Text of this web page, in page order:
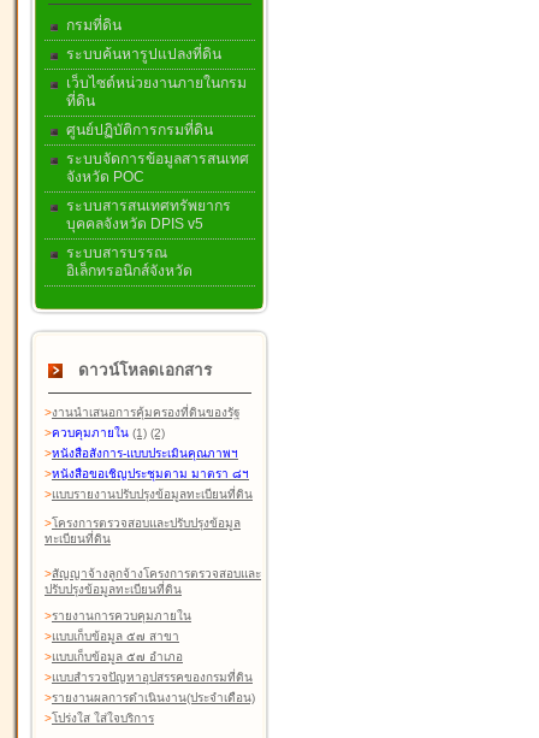
กรมที่ดิน
ระบบค้นหารูปแปลงที่ดิน
เว็บไซต์หน่วยงานภายในกรม
ที่ดิน
ศูนย์ปฏิบัติการกรมที่ดิน
ระบบจัดการข้อมูลสารสนเทศ
จังหวัด POC
ระบบสารสนเทศทรัพยากร
บุคคลจังหวัด DPIS v5
ระบบสารบรรณ
อิเล็กทรอนิกส์จังหวัด
ดาวน์โหลดเอกสาร
>งานนำเสนอการคุ้มครองที่ดินของรัฐ
>ควบคุมภายใน (1) (2)
>หนังสือสังการ-แบบประเมินคุณภาพฯ
>หนังสือขอเชิญประชุมตาม มาตรา ๘ฯ
>แบบรายงานปรับปรุงข้อมูลทะเบียนที่ดิน
>โครงการตรวจสอบและปรับปรุงข้อมูล
ทะเบียนที่ดิน
>สัญญาจ้างลูกจ้างโครงการตรวจสอบและ
ปรับปรุงข้อมูลทะเบียนที่ดิน
>รายงานการควบคุมภายใน
>แบบเก็บข้อมูล ๕๗ สาขา
>แบบเก็บข้อมูล ๕๗ อำเภอ
>แบบสำรวจปัญหาอุปสรรคของกรมที่ดิน
>รายงานผลการดำเนินงาน(ประจำเดือน)
>โปร่งใส ใส่ใจบริการ